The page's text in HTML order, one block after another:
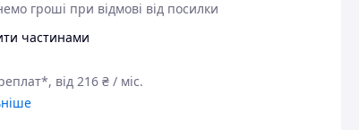
гроші при відмові від посилки
частинами
від 216 ₴ / міс.